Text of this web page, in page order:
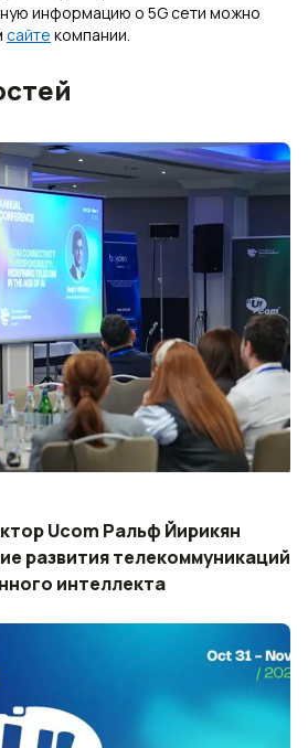
информацию о 5G сети можно
сайте компании.
Ucom Ральф Йирикян
развития телекоммуникаций
интеллекта